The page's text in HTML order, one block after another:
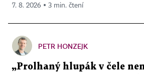
7. 8. 2026 ▪ 3 min. čtení
PETR HONZEJK
„Prolhaný hlupák v čele